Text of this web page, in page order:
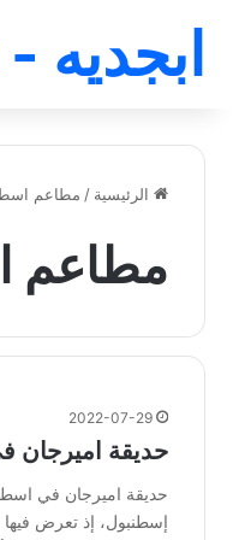
ابجديه - Abjadih
الرئيسية / مطاعم
مطاعم
2022-07-29
حديقة اميرجان
حديقة اميرجان في
إسطنبول، إذ تعرض فيها